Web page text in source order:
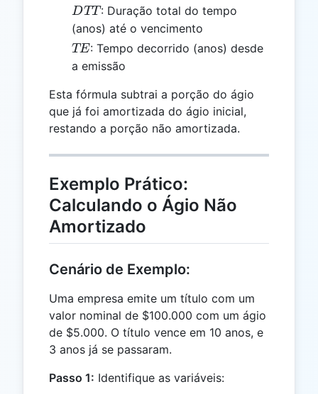
DTT
DTT : Duração total do tempo
(anos) até o vencimento
TE
TE: Tempo decorrido (anos) desde
a emissão
Esta fórmula subtrai a porção do ágio
que já foi amortizada do ágio inicial,
restando a porção não amortizada.
Exemplo Prático:
Calculando o Ágio Não
Amortizado
Cenário de Exemplo:
Uma empresa emite um título com um
valor nominal de $100.000 com um ágio
de $5.000. O título vence em 10 anos, e
3 anos já se passaram.
Passo 1: Identifique as variáveis: